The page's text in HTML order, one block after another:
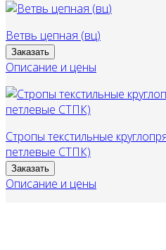
Ветвь цепная (вц)
Заказать
Описание и цены
Стропы текстильные
петлевые СТПК)
Заказать
Описание и цены